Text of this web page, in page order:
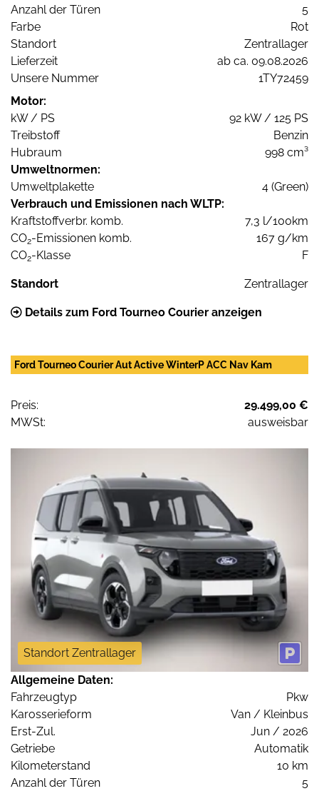
Anzahl der Türen
5
Farbe
Rot
Standort
Zentrallager
Lieferzeit
ab ca. 09.08.2026
Unsere Nummer
1TY72459
Motor:
kW / PS
92 kW / 125 PS
Treibstoff
Benzin
Hubraum
998 cm³
Umweltnormen:
Umweltplakette
4 (Green)
Verbrauch und Emissionen nach WLTP:
Kraftstoffverbr. komb.
7,3 l/100km
CO2-Emissionen komb.
167 g/km
CO2-Klasse F
Standort Zentrallager
Details zum Ford Tourneo Courier anzeigen
Ford Tourneo Courier Aut Active WinterP ACC Nav Kam
Preis:
29.499,00 €
MWSt:
ausweisbar
Standort Zentrallager
Allgemeine Daten:
Fahrzeugtyp
Pkw
Karosserieform
Van / Kleinbus
Erst-Zul.
Jun / 2026
Getriebe
Automatik
Kilometerstand
10 km
Anzahl der Türen
5